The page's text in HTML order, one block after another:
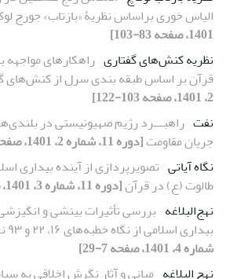
الیاس خوری براساس نظریۀ «بازتاب» جورج
1401، صفحه 83-103]
نظریه کنش‌های گفتاری راهکارهای مواجهه
قرآن بر اساس طبقه بندی سرل از کنش‌های
2، 1401، صفحه 103-122]
نفت راهبـــرد رژیم صهیونیستی در
جریان مقاومت[دوره 11، شماره 2، 1401، صفحه 7-27]
نگاه آیاتی تصویرپردازی از آینده بیداری
طالوت (ع) در قرآن[دوره 11، شماره 3، 1401، صفحه 109-132]
نهج‌البلاغه بررسی تأثیرات بینشی و
بیداری اسلامی از نگاه خطبه‌های ۱۶، ۲۲ و ۹۳ نهج‌البلاغه
شماره 4، 1401، صفحه 7-29]
نهج البلاغه مبانی و آثار نگرش اخلاقی به